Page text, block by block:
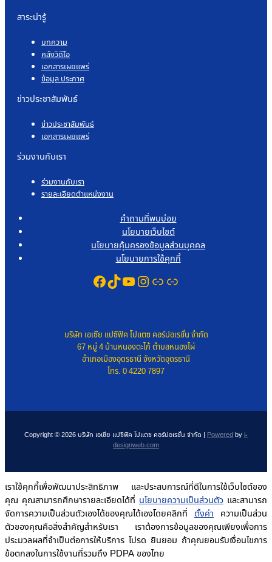
สาระน่ารู้
บทความ
คลังวิดีโอ
เอกสารเผยแพร่
ข้อมูล ประกาศ
ข่าวประชาสัมพันธ์
ข่าวประชาสัมพันธ์
เอกสารเผยแพร่
ร่วมงานกับเรา
ร่วมงานกับเรา
รายละเอียดตำแหน่งงาน
คำถามที่พบบ่อย
นโยบายเว็บไซต์
นโยบายคุ้มครองข้อมูลส่วนบุคคล
นโยบายการใช้คุกกี้
Facebook
TikTok
YouTube
Instagram
Link
Link
บริษัท เอเซีย แปซิฟิค โปแตซ คอร์ปอเรชั่น จำกัด
67 หมู่ 4 บ้านหนองตะไก้ ตำบลหนองไผ่
อำเภอเมืองอุดรธานี จังหวัดอุดรธานี
โทร. 0 4220 7897
Copyright © 2026 บริษัท เอเซีย แปซิฟิค โปแตซ คอร์ปอเรชั่น จำกัด | Poweredbyi-
designweb.com
เราใช้คุกกี้เพื่อพัฒนาประสิทธิภาพ และประสบการณ์ที่ดีในการใช้เว็บไซต์ของ
คุณ คุณสามารถศึกษารายละเอียดได้ที่ นโยบายความเป็นส่วนตัว และสามารถ
จัดการความเป็นส่วนตัวเองได้ของคุณได้เองโดยคลิกที่ ตั้งค่า ความเป็นส่วน
ตัวของคุณคือสิ่งสำคัญสำหรับเรา เราต้องการข้อมูลของคุณเพียงเพื่อการ
ประมวลผลที่จำเป็นต่อการให้บริการ โปรด ยินยอม ถ้าคุณยอมรับเงื่อนไขการ
ข้อตกลงในการใช้งานที่รวมถึง PDPA ของไทย